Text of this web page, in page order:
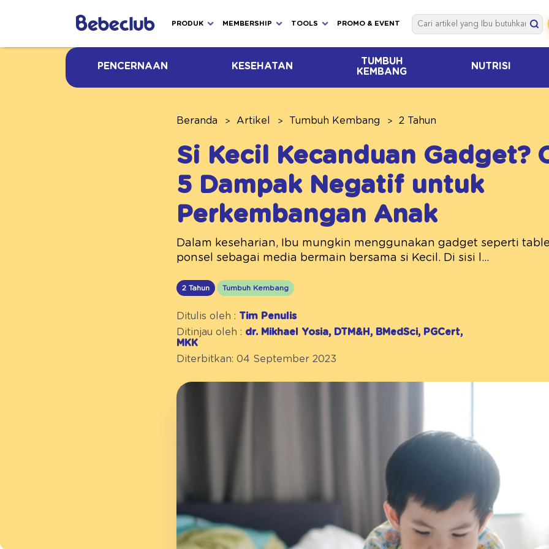
PRODUK MEMBERSHIP TOOLS PROMO & EVENT
PENCERNAAN KESEHATAN
TUMBUH
KEMBANG
NUTRISI
Beranda Artikel Tumbuh Kembang 2 Tahun
Si Kecil Kecanduan Gadget?
5 Dampak Negatif untuk
Perkembangan Anak
Dalam keseharian, Ibu mungkin menggunakan gadget seperti
ponsel sebagai media bermain bersama si Kecil. Di sisi l...
2 Tahun Tumbuh Kembang
Ditulis oleh : Tim Penulis
Ditinjau oleh : dr. Mikhael Yosia, DTM&H, BMedSci, PGCert,
MKK
Diterbitkan: 04 September 2023